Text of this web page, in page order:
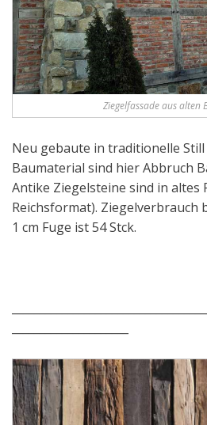
Ziegelfassade aus alten
Neu gebaute in traditionelle Still
Baumaterial sind hier Abbruch
Antike Ziegelsteine sind in altes
Reichsformat). Ziegelverbrauch
1 cm Fuge ist 54 Stck.